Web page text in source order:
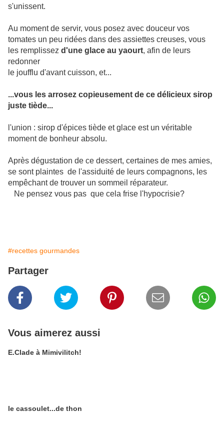
s'unissent.
Au moment de servir, vous posez avec douceur vos
tomates un peu ridées dans des assiettes creuses, vous
les remplissez d'une glace au yaourt, afin de leurs
redonner
le joufflu d'avant cuisson, et...
...vous les arrosez copieusement de ce délicieux sirop
juste tiède...
l'union : sirop d'épices tiède et glace est un véritable
moment de bonheur absolu.
Après dégustation de ce dessert, certaines de mes amies,
se sont plaintes de l'assiduité de leurs compagnons, les
empêchant de trouver un sommeil réparateur.
Ne pensez vous pas que cela frise l'hypocrisie?
#recettes gourmandes
Partager
Vous aimerez aussi
E.Clade à Mimivilitch!
le cassoulet...de thon